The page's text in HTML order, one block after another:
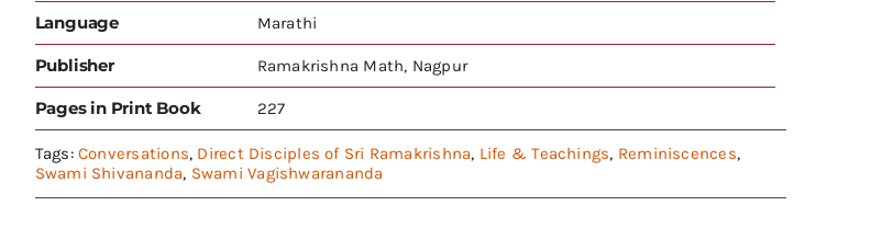
Language Marathi
Publisher Ramakrishna Math, Nagpur
Pages in Print Book 227
Tags:Conversations, Direct Disciples of Sri Ramakrishna, Life & Teachings, Reminiscences,
Swami Shivananda, Swami Vagishwarananda